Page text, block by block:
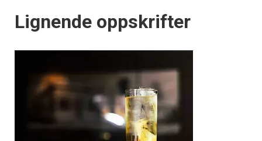
Lignende oppskrifter